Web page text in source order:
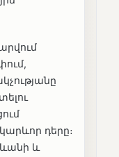
դերը։
և